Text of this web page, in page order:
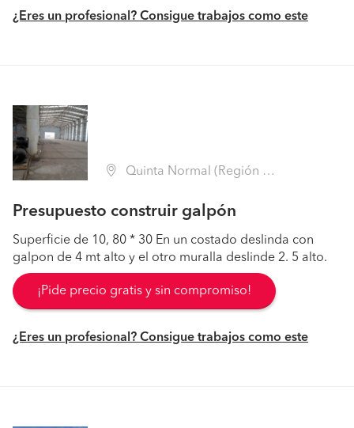
¿Eres un profesional? Consigue trabajos como este
Quinta Normal (Región Metropolitana - Santiago)
Presupuesto construir galpón
Superficie de 10, 80 * 30 En un costado deslinda con
galpon de 4 mt alto y el otro muralla deslinde 2. 5 alto.
¡Pide precio gratis y sin compromiso!
¿Eres un profesional? Consigue trabajos como este